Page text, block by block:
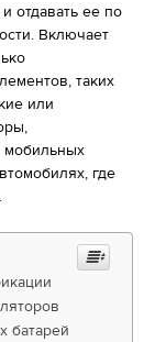
отдавать ее по
Включает
таких
или
мобильных
где
батарей